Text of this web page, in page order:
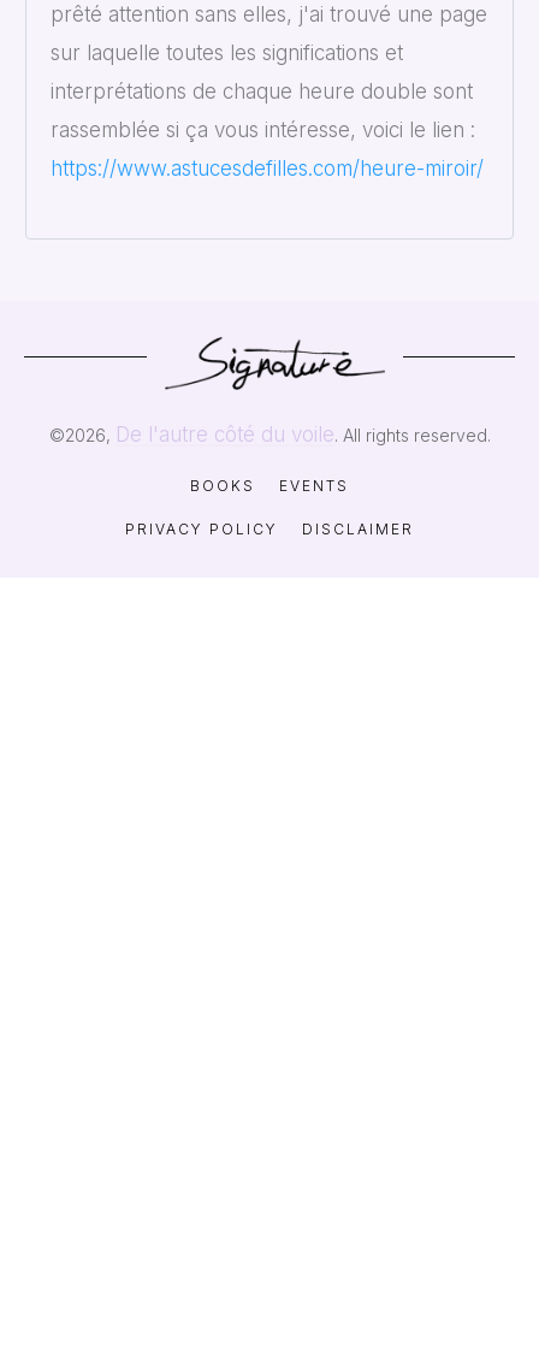
prêté attention sans elles, j'ai trouvé une page
sur laquelle toutes les significations et
interprétations de chaque heure double sont
rassemblée si ça vous intéresse, voici le lien :
https://www.astucesdefilles.com/heure-miroir/
BOOKS EVENTS
©2026, De l'autre côté du voile. All rights reserved.
PRIVACY POLICY DISCLAIMER